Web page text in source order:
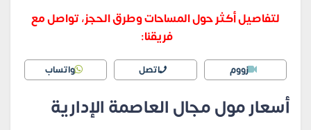
لتفاصيل أكثر حول المساحات وطرق الحجز، تواصل مع
فريقنا:
زووم اتصل واتساب
أسعار مول مجال العاصمة الإدارية